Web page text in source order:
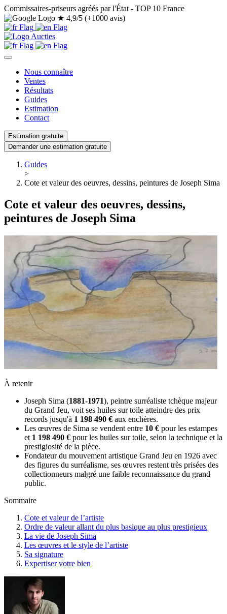
Commissaires-priseurs agréés par l'État - TOP 10 France
★ 4,9/5 (+1000 avis)
Nous connaître
Ventes
Résultats
Guides
Estimation
Contact
Estimation gratuite
Demander une estimation gratuite
Guides
>
Cote et valeur des oeuvres, dessins, peintures de Joseph Sima
Cote et valeur des oeuvres, dessins,
peintures de Joseph Sima
À retenir
Joseph Sima (1881-1971), peintre surréaliste tchèque majeur
du Grand Jeu, voit ses huiles sur toile atteindre des prix
records jusqu'à 1 198 490 € aux enchères.
Les œuvres de Sima se vendent entre 10 € pour les estampes
et 1 198 490 € pour les huiles sur toile, selon la technique et la
prestigiosité de la pièce.
Fondateur du mouvement artistique Grand Jeu en 1926 avec
des figures du surréalisme, ses œuvres restent très prisées des
collectionneurs malgré une faible reconnaissance du grand
public.
Sommaire
Cote et valeur de l’artiste
Ordre de valeur allant du plus basique au plus prestigieux
La vie de Joseph Sima
Les œuvres et le style de l’artiste
Sa signature
Expertiser votre bien